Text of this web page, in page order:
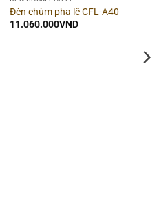
Đèn chùm pha lê CFL-A40
11.060.000VND